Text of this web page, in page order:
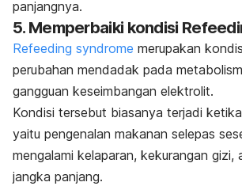
panjangnya.
5. Memperbaiki kondisi
Refeeding syndrome merupakan
perubahan mendadak pada
gangguan keseimbangan elektrolit.
Kondisi tersebut biasanya terjadi ketika
yaitu pengenalan makanan selepas
mengalami kelaparan, kekurangan gizi,
jangka panjang.